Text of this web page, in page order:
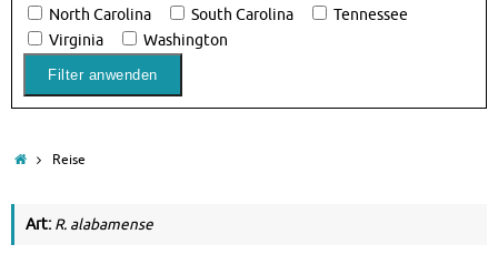
North Carolina
South Carolina
Tennessee
Virginia
Washington
StartReise
Art:R. alabamense